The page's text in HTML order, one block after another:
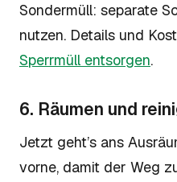
Sondermüll: separate
nutzen. Details und
Sperrmüll entsorgen.
6. Räumen und
Jetzt geht’s ans
vorne, damit der Weg